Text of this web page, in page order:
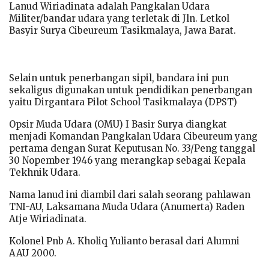
Lanud Wiriadinata adalah Pangkalan Udara
Militer/bandar udara yang terletak di Jln. Letkol
Basyir Surya Cibeureum Tasikmalaya, Jawa Barat.
Selain untuk penerbangan sipil, bandara ini pun
sekaligus digunakan untuk pendidikan penerbangan
yaitu Dirgantara Pilot School Tasikmalaya (DPST)
Opsir Muda Udara (OMU) I Basir Surya diangkat
menjadi Komandan Pangkalan Udara Cibeureum yang
pertama dengan Surat Keputusan No. 33/Peng tanggal
30 Nopember 1946 yang merangkap sebagai Kepala
Tekhnik Udara.
Nama lanud ini diambil dari salah seorang pahlawan
TNI-AU, Laksamana Muda Udara (Anumerta) Raden
Atje Wiriadinata.
Kolonel Pnb A. Kholiq Yulianto berasal dari Alumni
AAU 2000.